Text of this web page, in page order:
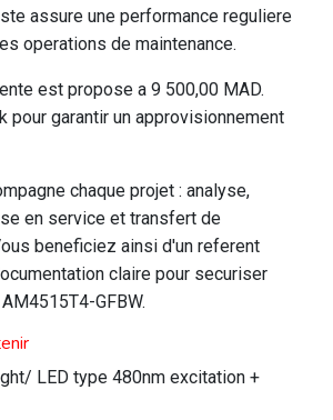
assure une performance reguliere
operations de maintenance.
est propose a 9 500,00 MAD.
pour garantir un approvisionnement
chaque projet : analyse,
en service et transfert de
beneficiez ainsi d'un referent
claire pour securiser
GFBW.
LED type 480nm excitation +